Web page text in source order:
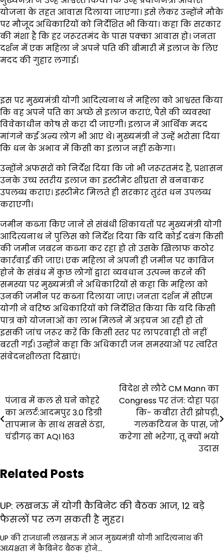
योजना के तहत आवास दिलाया जाएगा। इसे लेकर उन्होंने मौके
पर मौजूद अधिकारियों को निर्देशित भी किया। कहा कि सरकार
की मंशा है कि हर जरूरतमंद के पास पक्का आवास हो। जनता
दर्शन में एक महिला ने अपने पति की बीमारी में इलाज के लिए
मदद की गुहार लगाई।
इस पर मुख्यमंत्री योगी आदित्यनाथ ने महिला को आश्वस्त किया
कि वह अपने पति का अच्छे से इलाज कराएं, पैसे की व्यवस्था
विवेकाधीन कोष से करा दी जाएगी। इलाज में आर्थिक मदद
मांगने कई अन्य लोग भी आए थे। मुख्यमंत्री ने उन्हें भरोसा दिया
कि धन के अभाव में किसी का इलाज नहीं रुकेगा।
उन्होंने अफसरों को निर्देश दिया कि जो भी जरूरतमंद हैं, प्रशासन
उनके उच्च स्तरीय इलाज का इस्टीमेट शीघ्रता से बनवाकर
उपलब्ध कराए। इस्टीमेट मिलते ही सरकार तुरंत धन उपलब्ध
कराएगी।
जमीन कब्जा किए जाने से संबंधी शिकायतों पर मुख्यमंत्री योगी
आदित्यनाथ ने पुलिस को निर्देश दिया कि यदि कोई दबंग किसी
की जमीन जबरन कब्जा कर रहा हो तो उसके खिलाफ कठोर
कार्रवाई की जाए। एक महिला ने अपनी ही जमीन पर काबिज
होने के संबंध में कुछ लोगों द्वारा व्यवधान उत्पन्न करने की
समस्या पर मुख्यमंत्री ने अधिकारियों से कहा कि महिला को
उनकी जमीन पर कब्जा दिलाया जाए। जनता दर्शन में सीएम
योगी ने वरिष्ठ अधिकारियों को निर्देशित किया कि यदि किसी
पात्र को योजनाओं का लाभ मिलने में अड़चन आ रही हो तो
इसकी जांच जरूर करें कि किसी स्तर पर लापरवाही तो नहीं
बरती गई। उन्होंने कहा कि अधिकारी जन समस्याओं पर त्वरित
संवेदनशीलता दिखाएं।
Post
navigation
पंजाब में कल से घने कोहरे
का अलर्ट:आदमपुर 3.0 डिग्री
तापमान के साथ सबसे ठंडा,
चंडीगढ़ का AQI 163
विदेश से लौटे CM Mann का
Congress पर तंज: दोहा पढ़ा
कि- कबीरा तेरी झोपड़ी,
गलकटियन के पास, जो
करेगा सो भरेगा, तू क्यों भयो
उदास
Related Posts
UP: लखनऊ में योगी कैबिनेट की बैठक आज, 12 बड़े
फैसलों पर लग सकती है मुहर।
UP की राजधानी लखनऊ में आज मुख्यमंत्री योगी आदित्यनाथ की
अध्यक्षता में कैबिनेट बैठक होने…